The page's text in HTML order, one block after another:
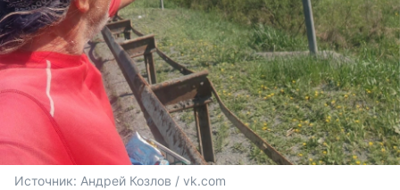
Источник: Андрей Козлов / vk.com